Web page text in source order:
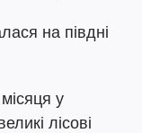
на півдні
у
лісові